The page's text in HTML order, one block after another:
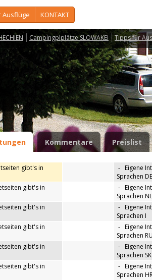
Ausflüge KONTAKT
Campingplplätze SLOWAKEI Tipps für
Kommentare Preislist
gibt's in
- Eigene
Sprachen DE
gibt's in
- Eigene
Sprachen NL
gibt's in
- Eigene
Sprachen I
gibt's in
- Eigene
Sprachen
gibt's in
- Eigene
Sprachen SK
gibt's in
- Eigene
Sprachen